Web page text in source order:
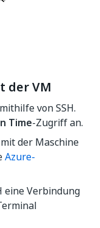
der VM
von SSH.
Time-Zugriff an.
der Maschine
Azure-
eine Verbindung